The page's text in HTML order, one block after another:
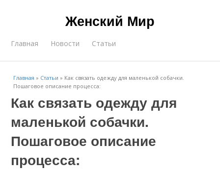
Женский Мир
Главная Новости Статьи
Главная » Статьи » Как связать одежду для маленькой собачки.
Пошаговое описание процесса:
Как связать одежду для
маленькой собачки.
Пошаговое описание
процесса: